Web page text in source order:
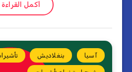
أكمل القراءة
آسيا بنغلاديش